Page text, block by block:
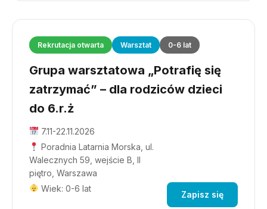
Rekrutacja otwarta Warsztat 0-6 lat
Grupa warsztatowa „Potrafię się
zatrzymać” – dla rodziców dzieci
do 6.r.ż
7.11-22.11.2026
Poradnia Latarnia Morska, ul.
Walecznych 59, wejście B, II
piętro, Warszawa
Wiek: 0-6 lat
Zapisz się